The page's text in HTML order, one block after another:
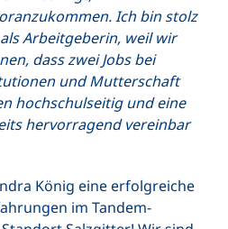
Ich bin stolz
Arbeitgeberin, weil wir
dass zwei Jobs bei
und Mutterschaft
hochschulseitig und eine
hervorragend vereinbar
König eine erfolgreiche
im Tandem-